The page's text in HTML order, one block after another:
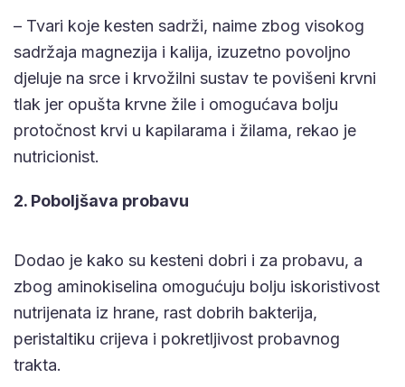
– Tvari koje kesten sadrži, naime zbog visokog
sadržaja magnezija i kalija, izuzetno povoljno
djeluje na srce i krvožilni sustav te povišeni krvni
tlak jer opušta krvne žile i omogućava bolju
protočnost krvi u kapilarama i žilama, rekao je
nutricionist.
2. Poboljšava probavu
Dodao je kako su kesteni dobri i za probavu, a
zbog aminokiselina omogućuju bolju iskoristivost
nutrijenata iz hrane, rast dobrih bakterija,
peristaltiku crijeva i pokretljivost probavnog
trakta.